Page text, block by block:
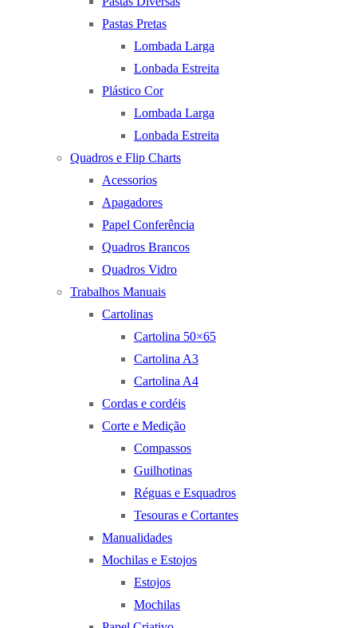
Pastas Pretas
Lombada Larga
Lonbada Estreita
Plástico Cor
Lombada Larga
Lonbada Estreita
Quadros e Flip Charts
Acessorios
Apagadores
Papel Conferência
Quadros Brancos
Quadros Vidro
Trabalhos Manuais
Cartolinas
Cartolina 50×65
Cartolina A3
Cartolina A4
Cordas e cordéis
Corte e Medição
Compassos
Guilhotinas
Réguas e Esquadros
Tesouras e Cortantes
Manualidades
Mochilas e Estojos
Estojos
Mochilas